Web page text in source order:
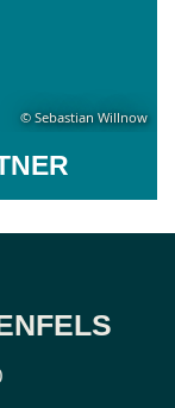
© Sebastian Willnow